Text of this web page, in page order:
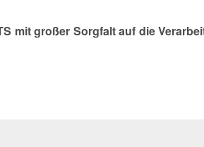
mit großer Sorgfalt auf die